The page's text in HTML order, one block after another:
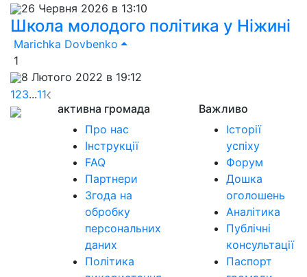
26 Червня 2026 в 13:10
Школа молодого політика у Ніжині
Marichka Dovbenko
1
8 Лютого 2022 в 19:12
123...11
активна громада
Про нас
Інструкції
FAQ
Партнери
Згода на
обробку
персональних
даних
Політика
Важливо
Історії
успіху
Форум
Дошка
оголошень
Аналітика
Публічні
консультації
Паспорт